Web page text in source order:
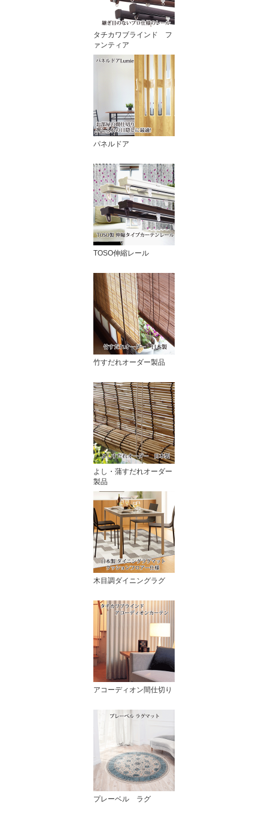
タチカワブラインド フ
ァンティア
パネルドア
TOSO伸縮レール
竹すだれオーダー製品
よし・蒲すだれオーダー
製品
木目調ダイニングラグ
アコーディオン間仕切り
プレーベル ラグ